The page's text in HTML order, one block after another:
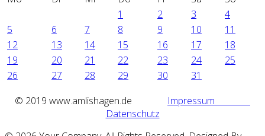
1
2 3
4
5
6 7 8 9 10
11
12
13 14 15 16 17
18
19
20 21 22 23 24
25
26
27 28 29 30
31
© 2019 www.amlishagen.de Impressum
Datenschutz